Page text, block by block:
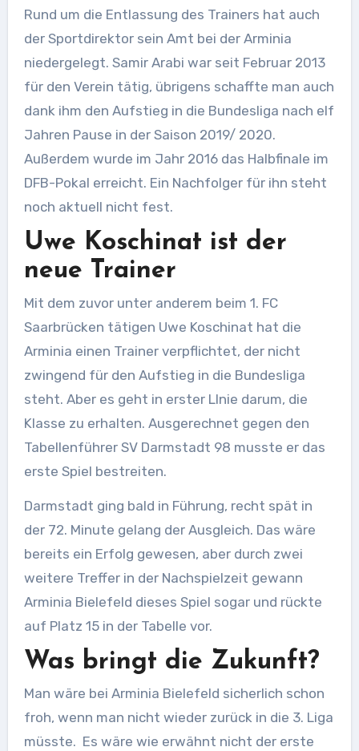
Rund um die Entlassung des Trainers hat auch
der Sportdirektor sein Amt bei der Arminia
niedergelegt. Samir Arabi war seit Februar 2013
für den Verein tätig, übrigens schaffte man auch
dank ihm den Aufstieg in die Bundesliga nach elf
Jahren Pause in der Saison 2019/ 2020.
Außerdem wurde im Jahr 2016 das Halbfinale im
DFB-Pokal erreicht. Ein Nachfolger für ihn steht
noch aktuell nicht fest.
Uwe Koschinat ist der
neue Trainer
Mit dem zuvor unter anderem beim 1. FC
Saarbrücken tätigen Uwe Koschinat hat die
Arminia einen Trainer verpflichtet, der nicht
zwingend für den Aufstieg in die Bundesliga
steht. Aber es geht in erster LInie darum, die
Klasse zu erhalten. Ausgerechnet gegen den
Tabellenführer SV Darmstadt 98 musste er das
erste Spiel bestreiten.
Darmstadt ging bald in Führung, recht spät in
der 72. Minute gelang der Ausgleich. Das wäre
bereits ein Erfolg gewesen, aber durch zwei
weitere Treffer in der Nachspielzeit gewann
Arminia Bielefeld dieses Spiel sogar und rückte
auf Platz 15 in der Tabelle vor.
Was bringt die Zukunft?
Man wäre bei Arminia Bielefeld sicherlich schon
froh, wenn man nicht wieder zurück in die 3. Liga
müsste. Es wäre wie erwähnt nicht der erste